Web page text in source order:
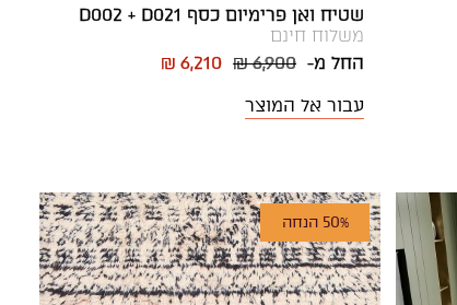
שטיח ואן פרימיום כסף D002 + D021
משלוח חינם
החל מ- ₪ 6,900
₪ 6,210
עבור אל המוצר
50% הנחה